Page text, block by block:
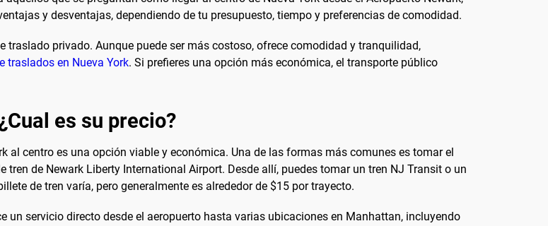
y desventajas, dependiendo de tu presupuesto, tiempo y preferencias de comodidad.
traslado privado. Aunque puede ser más costoso, ofrece comodidad y tranquilidad,
traslados en Nueva York. Si prefieres una opción más económica, el transporte público
es su precio?
al centro es una opción viable y económica. Una de las formas más comunes es tomar el
de Newark Liberty International Airport. Desde allí, puedes tomar un tren NJ Transit o un
de tren varía, pero generalmente es alrededor de $15 por trayecto.
un servicio directo desde el aeropuerto hasta varias ubicaciones en Manhattan, incluyendo